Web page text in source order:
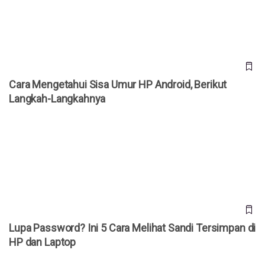
Cara Mengetahui Sisa Umur HP Android, Berikut
Langkah-Langkahnya
Lupa Password? Ini 5 Cara Melihat Sandi Tersimpan di
HP dan Laptop